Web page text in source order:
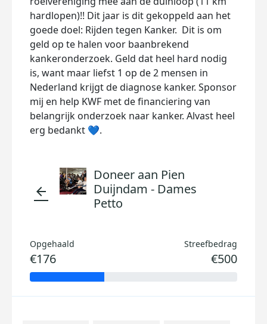
hardlopen)!! Dit jaar is dit gekoppeld aan het
goede doel: Rijden tegen Kanker. Dit is om
geld op te halen voor baanbrekend
kankeronderzoek. Geld dat heel hard nodig
is, want maar liefst 1 op de 2 mensen in
Nederland krijgt de diagnose kanker. Sponsor
mij en help KWF met de financiering van
belangrijk onderzoek naar kanker. Alvast heel
erg bedankt 💙.
arrow_back
Doneer aan Pien
Duijndam - Dames
Petto
Opgehaald
€176
Streefbedrag
€500